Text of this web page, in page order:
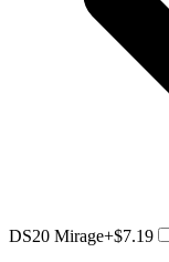
DS20 Mirage+$7.19